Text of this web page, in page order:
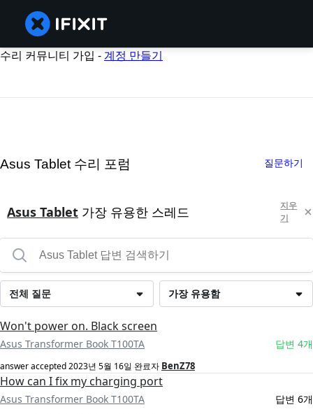
수리 커뮤니티 가입 -계정 만들기
Asus Tablet 수리 포럼 질문하기
Asus Tablet 가장 유용한 스레드
지우
기
가장 유용함
전체 질문
Won't power on. Black screen
Asus Transformer Book T100TA 답변 4개
answer accepted2023년 5월 16일 완료자 BenZ78
How can I fix my charging port
Asus Transformer Book T100TA 답변 6개